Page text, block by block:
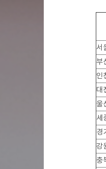
서
부
인
대
울
세
경
강
충